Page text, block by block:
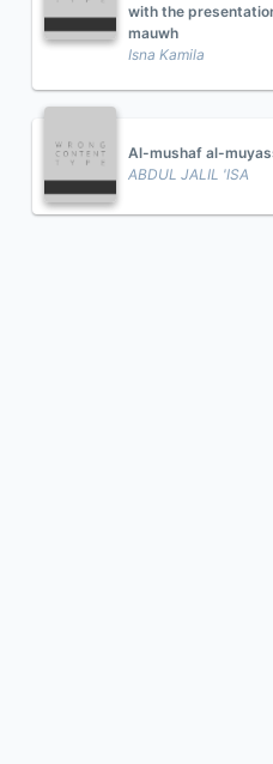
with the
mauwh
Isna Kamila
Al-mushaf al-
ABDUL JALIL 'ISA